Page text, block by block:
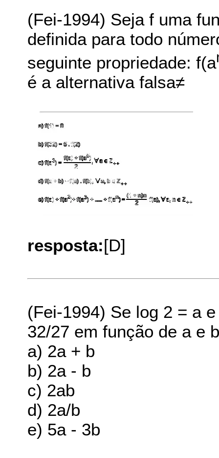
(Fei-1994) Seja f uma
definida para todo
seguinte propriedade: f(a
é a alternativa falsa≠
resposta:[D]
(Fei-1994) Se log 2 = a
32/27 em função de a e
a) 2a + b
b) 2a - b
c) 2ab
d) 2a/b
e) 5a - 3b